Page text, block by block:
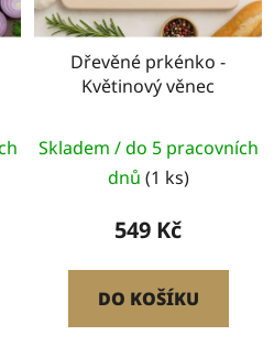
Dřevěné prkénko -
Květinový věnec
Skladem / do 5 pracovních
dnů (1 ks)
549 Kč
DO KOŠÍKU